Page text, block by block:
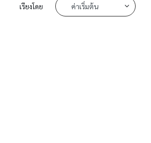
เรียงโดย